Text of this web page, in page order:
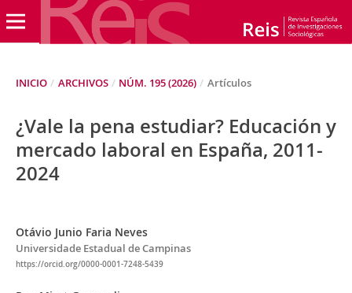
INICIO / ARCHIVOS / NÚM. 195 (2026) / Artículos
¿Vale la pena estudiar? Educación y
mercado laboral en España, 2011-
2024
Otávio Junio Faria Neves
Universidade Estadual de Campinas
https://orcid.org/0000-0001-7248-5439